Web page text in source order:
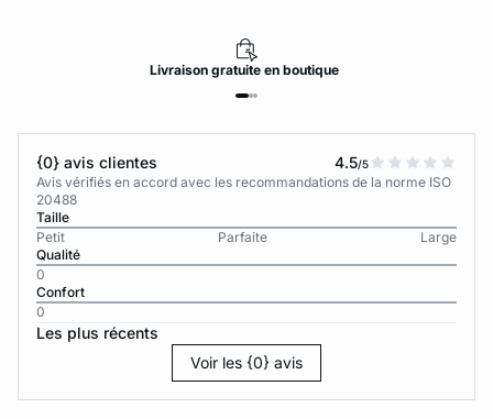
Livraisongratuiteen boutique
{0} avis clientes 4.5/5
Avis vérifiés en accord avec les recommandations de la norme ISO
20488
Taille
Petit
Parfaite
Large
Qualité
0
Confort
0
Les plus récents
Voir les {0} avis